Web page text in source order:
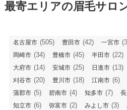
最寄エリアの眉毛サロ
名古屋市 (505) 豊田市 (42) 一宮市
岡崎市 (34) 豊橋市 (45) 半田市 (22)
大府市 (14) 安城市 (25) 日進市 (13)
刈谷市 (20) 豊川市 (18) 江南市 (6)
蒲郡市 (5) 碧南市 (4) 知多市 (7)
知立市 (6) 弥富市 (2) みよし市 (3)